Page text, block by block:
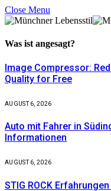
Close Menu
Was ist angesagt?
Image Compressor:
Quality for Free
AUGUST 6, 2026
Auto mit Fahrer in
Informationen
AUGUST 6, 2026
STIG ROCK